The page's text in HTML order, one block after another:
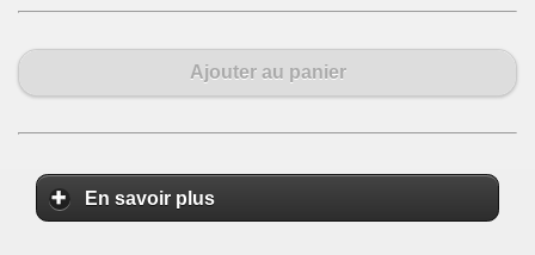
Ajouter au panier
En savoir plus